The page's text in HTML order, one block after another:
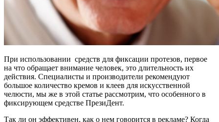
При использовании средств для фиксации протезов, первое
на что обращает внимание человек, это длительность их
действия. Специалисты и производители рекомендуют
большое количество кремов и клеев для искусственной
челюсти, мы же в этой статье рассмотрим, что особенного в
фиксирующем средстве ПрезиДент.
Так ли он эффективен, как о нем говорится в рекламе? Когда